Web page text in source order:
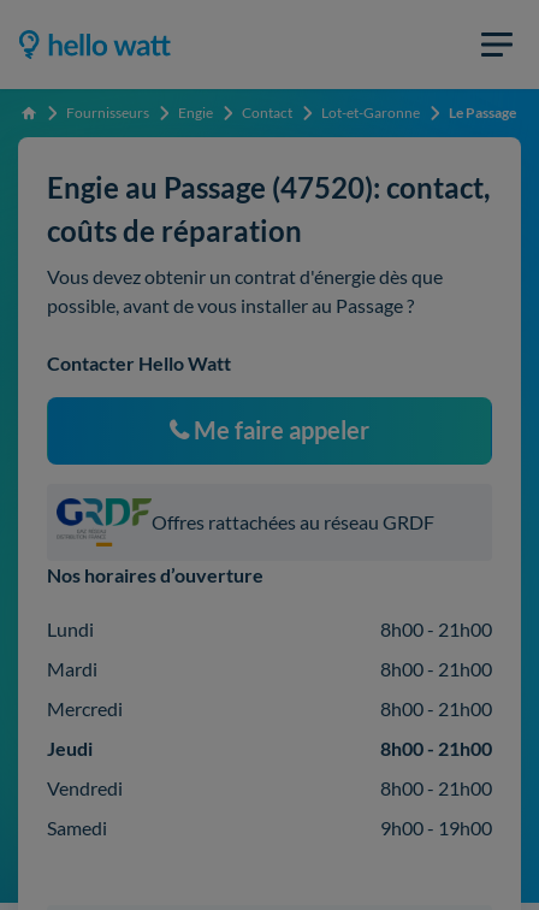
Accueil Fournisseurs Engie Contact Lot-et-Garonne Le Passage
Engie au Passage (47520): contact,
coûts de réparation
Vous devez obtenir un contrat d'énergie dès que
possible, avant de vous installer au Passage ?
Contacter Hello Watt
Me faire appeler
Offres rattachées au réseau GRDF
Nos horaires d’ouverture
Lundi
8h00 - 21h00
Mardi
8h00 - 21h00
Mercredi
8h00 - 21h00
Jeudi
8h00 - 21h00
Vendredi
8h00 - 21h00
Samedi
9h00 - 19h00